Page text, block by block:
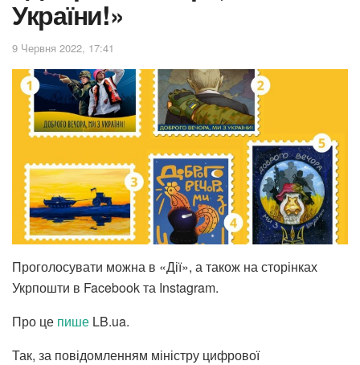
України!»
9 Червня 2022, 17:41
Проголосувати можна в «Дії», а також на сторінках
Укрпошти в Facebook та Instagram.
Про це пише LB.ua.
Так, за повідомленням міністру цифрової